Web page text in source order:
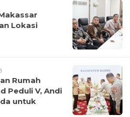
Lokasi
Rumah
Peduli V, Andi
untuk